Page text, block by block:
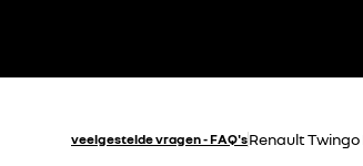
veelgestelde vragen - FAQ'sRenault